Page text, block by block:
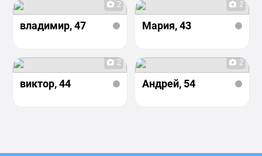
2
владимир, 47
2
Мария, 43
2
виктор, 44
2
Андрей, 54